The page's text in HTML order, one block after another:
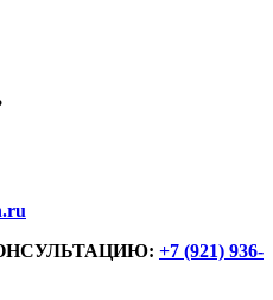
+7 (921) 936-